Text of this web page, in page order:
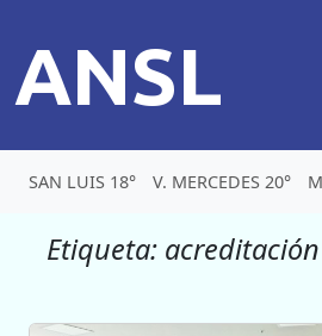
ANSL
SAN LUIS 18° V. MERCEDES 20°
Etiqueta: acreditación